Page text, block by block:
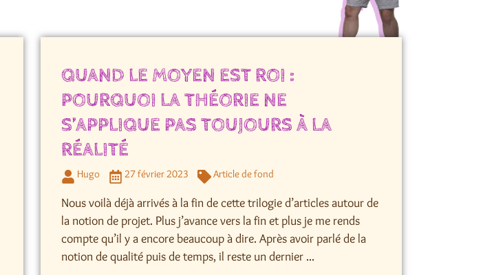
QUAND LE MOYEN EST ROI :
POURQUOI LA THÉORIE NE
S’APPLIQUE PAS TOUJOURS À LA
RÉALITÉ
Hugo 27 février 2023 Article de fond
Nous voilà déjà arrivés à la fin de cette trilogie d’articles autour de
la notion de projet. Plus j’avance vers la fin et plus je me rends
compte qu’il y a encore beaucoup à dire. Après avoir parlé de la
notion de qualité puis de temps, il reste un dernier ...